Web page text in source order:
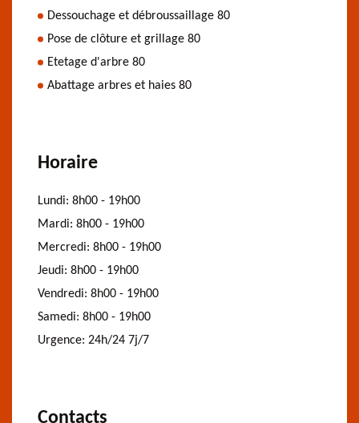
Dessouchage et débroussaillage 80
Pose de clôture et grillage 80
Etetage d'arbre 80
Abattage arbres et haies 80
Horaire
Lundi: 8h00 - 19h00
Mardi: 8h00 - 19h00
Mercredi: 8h00 - 19h00
Jeudi: 8h00 - 19h00
Vendredi: 8h00 - 19h00
Samedi: 8h00 - 19h00
Urgence: 24h/24 7j/7
Contacts